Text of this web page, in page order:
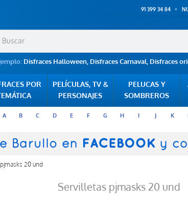
91 399 34 84
Disfraces Halloween, Disfraces Carnaval, Disfraces
POR
PELÍCULAS, TV &
PERSONAJES
PELUCAS Y
SOMBREROS
A B C D E F G H I J K
20 und
Servilletas pjmasks 20 und